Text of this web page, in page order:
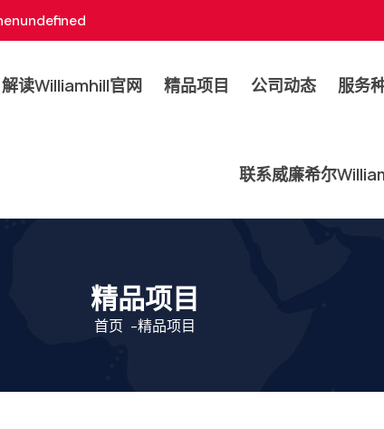
解读williamhill官网 精品项目 公司动态 服务
联系威廉希尔
精品项目
首页 -精品项目